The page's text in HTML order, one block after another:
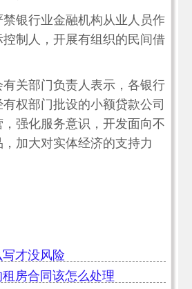
银行业金融机构从业人员作
制人，开展有组织的民间借
关部门负责人表示，各银行
权部门批设的小额贷款公司
强化服务意识，开发面向不
，加大对实体经济的支持力
才没风险
房合同该怎么处理